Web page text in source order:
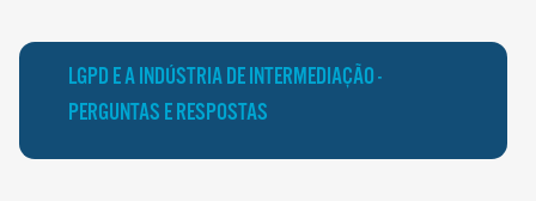
LGPD E A INDÚSTRIA DE INTERMEDIAÇÃO -
PERGUNTAS E RESPOSTAS